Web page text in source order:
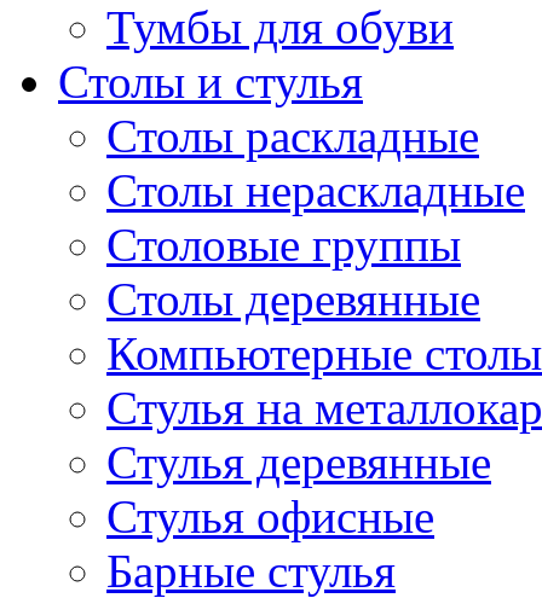
Тумбы для обуви
Столы и стулья
Столы раскладные
Столы нераскладные
Столовые группы
Столы деревянные
Компьютерные столы
Стулья на
Стулья деревянные
Стулья офисные
Барные стулья